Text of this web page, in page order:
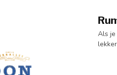
Als je